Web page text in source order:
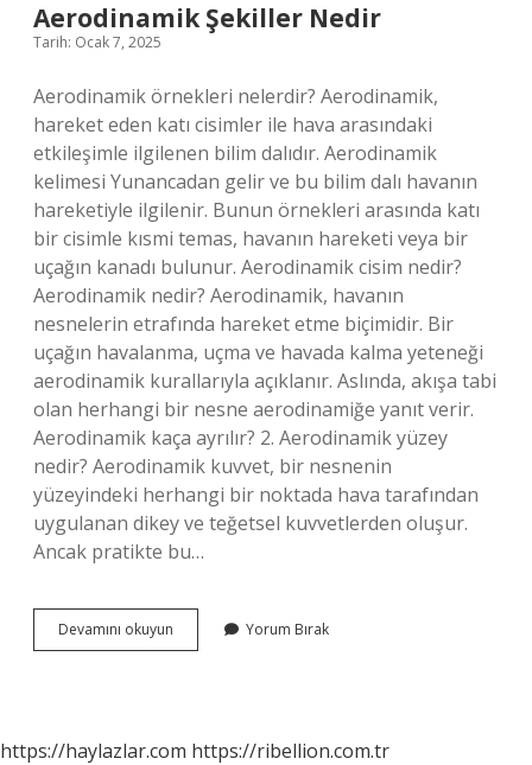
Aerodinamik Şekiller Nedir
Tarih: Ocak 7, 2025
Aerodinamik örnekleri nelerdir? Aerodinamik,
hareket eden katı cisimler ile hava arasındaki
etkileşimle ilgilenen bilim dalıdır. Aerodinamik
kelimesi Yunancadan gelir ve bu bilim dalı havanın
hareketiyle ilgilenir. Bunun örnekleri arasında katı
bir cisimle kısmi temas, havanın hareketi veya bir
uçağın kanadı bulunur. Aerodinamik cisim nedir?
Aerodinamik nedir? Aerodinamik, havanın
nesnelerin etrafında hareket etme biçimidir. Bir
uçağın havalanma, uçma ve havada kalma yeteneği
aerodinamik kurallarıyla açıklanır. Aslında, akışa tabi
olan herhangi bir nesne aerodinamiğe yanıt verir.
Aerodinamik kaça ayrılır? 2. Aerodinamik yüzey
nedir? Aerodinamik kuvvet, bir nesnenin
yüzeyindeki herhangi bir noktada hava tarafından
uygulanan dikey ve teğetsel kuvvetlerden oluşur.
Ancak pratikte bu…
Devamını okuyun Aerodinamik
Şekiller
Yorum Bırak
https://haylazlar.com https://ribellion.com.tr